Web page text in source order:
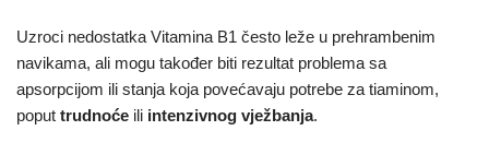
Uzroci nedostatka Vitamina B1 često leže u prehrambenim
navikama, ali mogu također biti rezultat problema sa
apsorpcijom ili stanja koja povećavaju potrebe za tiaminom,
poput trudnoće ili intenzivnog vježbanja.